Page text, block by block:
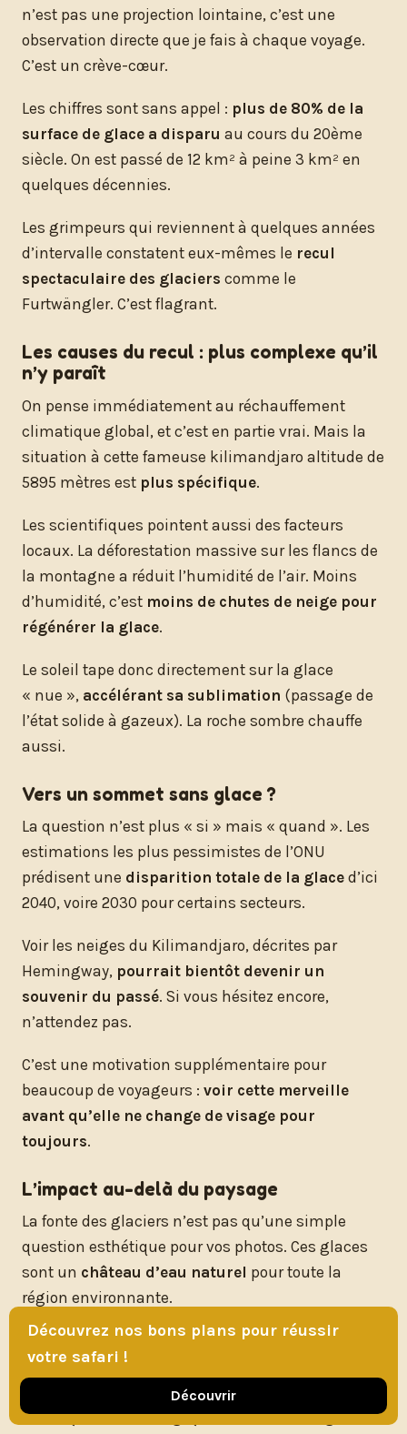
n’est pas une projection lointaine, c’est une
observation directe que je fais à chaque voyage.
C’est un crève-cœur.
Les chiffres sont sans appel : plus de 80% de la
surface de glace a disparu au cours du 20ème
siècle. On est passé de 12 km² à peine 3 km² en
quelques décennies.
Les grimpeurs qui reviennent à quelques années
d’intervalle constatent eux-mêmes le recul
spectaculaire des glaciers comme le
Furtwängler. C’est flagrant.
Les causes du recul : plus complexe qu’il
n’y paraît
On pense immédiatement au réchauffement
climatique global, et c’est en partie vrai. Mais la
situation à cette fameuse kilimandjaro altitude de
5895 mètres est plus spécifique.
Les scientifiques pointent aussi des facteurs
locaux. La déforestation massive sur les flancs de
la montagne a réduit l’humidité de l’air. Moins
d’humidité, c’est moins de chutes de neige pour
régénérer la glace.
Le soleil tape donc directement sur la glace
« nue », accélérant sa sublimation (passage de
l’état solide à gazeux). La roche sombre chauffe
aussi.
Vers un sommet sans glace ?
La question n’est plus « si » mais « quand ». Les
estimations les plus pessimistes de l’ONU
prédisent une disparition totale de la glace d’ici
2040, voire 2030 pour certains secteurs.
Voir les neiges du Kilimandjaro, décrites par
Hemingway, pourrait bientôt devenir un
souvenir du passé. Si vous hésitez encore,
n’attendez pas.
C’est une motivation supplémentaire pour
beaucoup de voyageurs : voir cette merveille
avant qu’elle ne change de visage pour
toujours.
L’impact au-delà du paysage
La fonte des glaciers n’est pas qu’une simple
question esthétique pour vos photos. Ces glaces
sont un château d’eau naturel pour toute la
région environnante.
Elles alimentent les rivières et les sources qui
permettent l’agriculture et la vie dans les plaines
en contrebas. Leur disparition aura des
conséquences écologiques et humaines graves
Découvrez nos bons plans pour réussir
votre safari !
Découvrir